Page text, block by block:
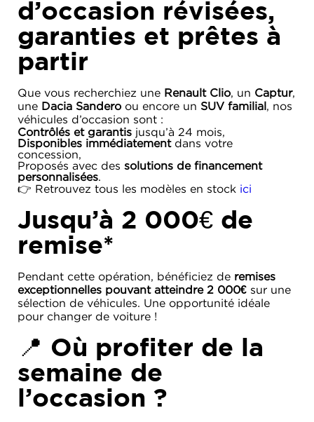
d’occasion révisées,
garanties et prêtes à
partir
Que vous recherchiez une Renault Clio, un Captur,
une Dacia Sandero ou encore un SUV familial, nos
véhicules d’occasion sont :
Contrôlés et garantis jusqu’à 24 mois,
Disponibles immédiatementdans votre
concession,
Proposés avec des solutions de financement
personnalisées.
👉 Retrouvez tous les modèles en stock ici
Jusqu’à 2 000€ de
remise*
Pendant cette opération, bénéficiez de remises
exceptionnelles pouvant atteindre 2 000€ sur une
sélection de véhicules. Une opportunité idéale
pour changer de voiture !
📍 Où profiter de la
semaine de
l’occasion ?